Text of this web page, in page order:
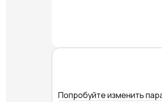
Попробуйте изменить